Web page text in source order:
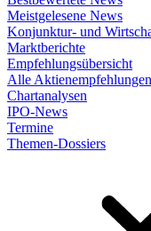
Meistgelesene News
Konjunktur- und
Marktberichte
Empfehlungsübersicht
Alle Aktienempfehlungen
Chartanalysen
IPO-News
Termine
Themen-Dossiers